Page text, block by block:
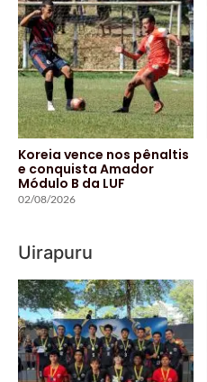
Koreia vence nos pênaltis
e conquista Amador
Módulo B da LUF
02/08/2026
Uirapuru